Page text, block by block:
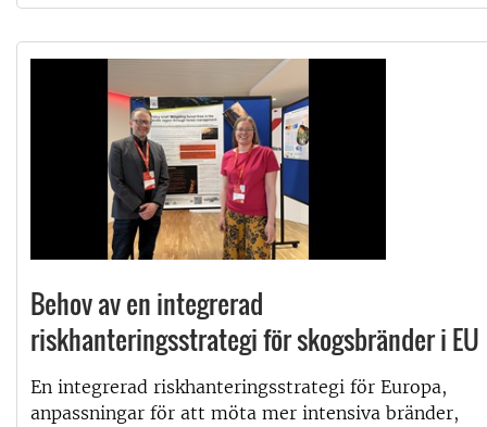
Behov av en integrerad
riskhanteringsstrategi för skogsbränder i EU
En integrerad riskhanteringsstrategi för Europa,
anpassningar för att möta mer intensiva bränder,